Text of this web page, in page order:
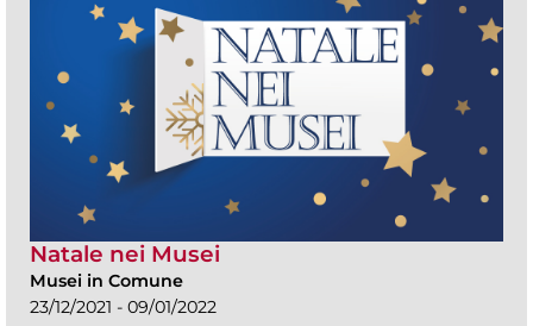
Natale nei Musei
Musei in Comune
23/12/2021 - 09/01/2022